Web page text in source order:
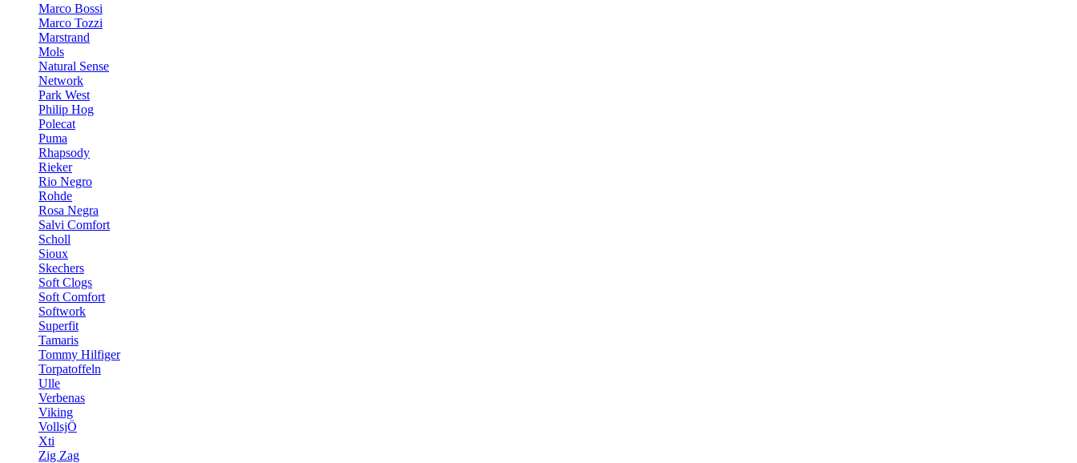
Marco Bossi
Marco Tozzi
Marstrand
Mols
Natural Sense
Network
Park West
Philip Hog
Polecat
Puma
Rhapsody
Rieker
Rio Negro
Rohde
Rosa Negra
Salvi Comfort
Scholl
Sioux
Skechers
Soft Clogs
Soft Comfort
Softwork
Superfit
Tamaris
Tommy Hilfiger
Torpatoffeln
Ulle
Verbenas
Viking
VollsjÖ
Xti
Zig Zag